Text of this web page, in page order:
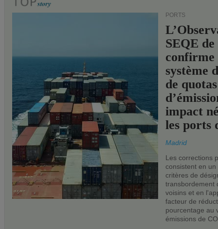
PORTS
SEQE de
confirme
système
de quotas
impact
les ports
Madrid
Les corrections
consistent en
critères de
transbordement
voisins et en
facteur de
pourcentage au
émissions de